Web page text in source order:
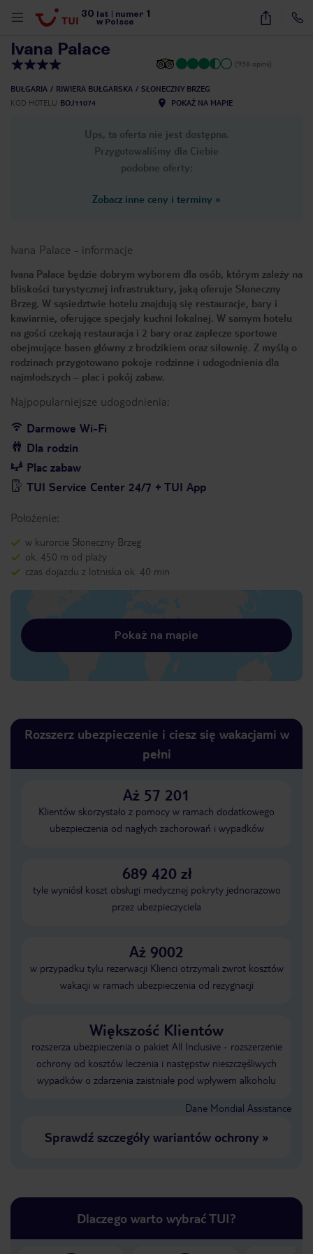
30 lat numer 1
w Polsce
32
Ivana Palace
(938 opinii)
BUŁGARIA RIWIERA BUŁGARSKA
SŁONECZNY BRZEG
KOD HOTELU BOJ11074 POKAŻ NA MAPIE
Ups, ta oferta nie jest dostępna.
Przygotowaliśmy dla Ciebie
podobne oferty:
Zobacz inne ceny i terminy »
Ivana Palace - informacje
Ivana Palace będzie dobrym wyborem dla osób, którym zależy na
bliskości turystycznej infrastruktury, jaką oferuje Słoneczny
Brzeg. W sąsiedztwie hotelu znajdują się restauracje, bary i
kawiarnie, oferujące specjały kuchni lokalnej. W samym hotelu
na gości czekają restauracja i 2 bary oraz zaplecze sportowe
obejmujące basen główny z brodzikiem oraz siłownię. Z myślą o
rodzinach przygotowano pokoje rodzinne i udogodnienia dla
najmłodszych – plac i pokój zabaw.
Najpopularniejsze udogodnienia:
Darmowe Wi-Fi
Dla rodzin
Plac zabaw
TUI Service Center 24/7 + TUI App
Położenie:
w kurorcie Słoneczny Brzeg
ok. 450 m od plaży
czas dojazdu z lotniska ok. 40 min
Pokaż na mapie
Rozszerz ubezpieczenie i ciesz się wakacjami w
pełni
Aż 57 201
Klientów skorzystało z pomocy w ramach dodatkowego
ubezpieczenia od nagłych zachorowań i wypadków
689 420 zł
tyle wyniósł koszt obsługi medycznej pokryty jednorazowo
przez ubezpieczyciela
Aż 9002
w przypadku tylu rezerwacji Klienci otrzymali zwrot kosztów
wakacji w ramach ubezpieczenia od rezygnacji
Większość Klientów
rozszerza ubezpieczenia o pakiet All Inclusive - rozszerzenie
ochrony od kosztów leczenia i następstw nieszczęśliwych
wypadków o zdarzenia zaistniałe pod wpływem alkoholu
Dane Mondial Assistance
Sprawdź szczegóły wariantów ochrony»
Dlaczego warto wybrać TUI?